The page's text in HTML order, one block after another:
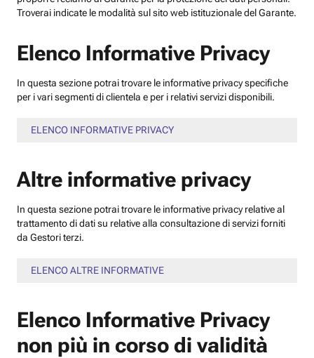
Troverai indicate le modalità sul sito web istituzionale del Garante.
Elenco Informative Privacy
In questa sezione potrai trovare le informative privacy specifiche
per i vari segmenti di clientela e per i relativi servizi disponibili.
ELENCO INFORMATIVE PRIVACY
Altre informative privacy
In questa sezione potrai trovare le informative privacy relative al
trattamento di dati su relative alla consultazione di servizi forniti
da Gestori terzi.
ELENCO ALTRE INFORMATIVE
Elenco Informative Privacy
non più in corso di validità